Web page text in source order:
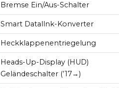
Bremse Ein/Aus-Schalter
Smart Datallnk-Konverter
Heckklappenentriegelung
Heads-Up-Display (HUD)
Geländeschalter (’17→)